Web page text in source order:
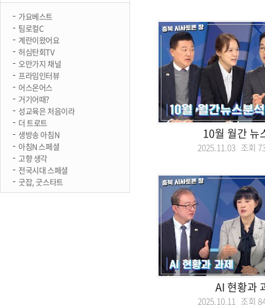
가요베스트
팀로컬C
계란이왔어요
허심탄회TV
오만가지 채널
프라임인터뷰
어스온어스
거기어때?
성교육은 처음이라
더 트로트
생방송 아침N
아침N 스페셜
고향 생각
전국시대 스페셜
굿잡, 굿스타트
10월 월간 뉴
2025.11.03 조회
AI 현황과
2025.10.11 조회